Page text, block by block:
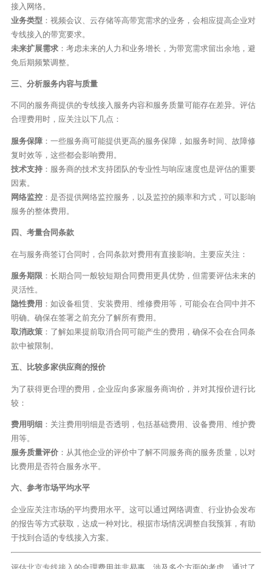
接入网络。
业务类型 ：视频会议、云存储等高带宽需求的业务，会相应提高企业对
专线接入的带宽要求。
未来扩展需求：考虑未来的人力和业务增长，为带宽需求留出余地，避
免后期频繁调整。
三、分析服务内容与质量
不同的服务商提供的专线接入服务内容和服务质量可能存在差异。评估
合理费用时，应关注以下几点：
服务保障：一些服务商可能提供更高的服务保障，如服务时间、故障修
复时效等，这些都会影响费用。
技术支持：服务商的技术支持团队的专业性与响应速度也是评估的重要
因素。
网络监控：是否提供网络监控服务，以及监控的频率和方式，可以影响
服务的整体费用。
四、考量合同条款
在与服务商签订合同时，合同条款对费用有直接影响。主要应关注：
服务期限 ：长期合同一般较短期合同费用更具优势，但需要评估未来的
灵活性。
隐性费用 ：如设备租赁、安装费用、维修费用等，可能会在合同中并不
明确。确保在签署之前充分了解所有费用。
取消政策：了解如果提前取消合同可能产生的费用，确保不会在合同条
款中被限制。
五、比较多家供应商的报价
为了获得更合理的费用，企业应向多家服务商询价，并对其报价进行比
较：
费用明细 ：关注费用明细是否透明，包括基础费用、设备费用、维护费
用等。
服务质量评价：从其他企业的评价中了解不同服务商的服务质量，以对
比费用是否符合服务水平。
六、参考市场平均水平
企业应关注市场的平均费用水平。这可以通过网络调查、行业协会发布
的报告等方式获取，达成一种对比。根据市场情况调整自我预算，有助
于找到合适的专线接入方案。